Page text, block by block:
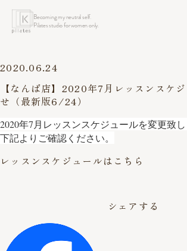
Becoming my neutral self.
Pilates studio for women only.
2020.06.24
【なんば店】2020年7月レッスンスケ
せ（最新版6/24）
2020年7月レッスンスケジュールを変更致し
下記よりご確認ください。
レッスンスケジュールはこちら
シェアする